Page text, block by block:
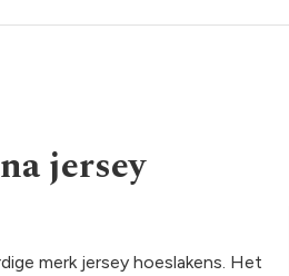
jersey
merk jersey hoeslakens. Het